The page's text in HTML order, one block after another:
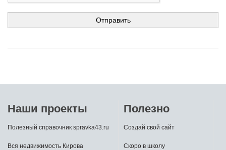
Наши проекты
Полезный справочник spravka43.ru
Вся недвижимость Кирова
Полезно
Создай свой сайт
Скоро в школу